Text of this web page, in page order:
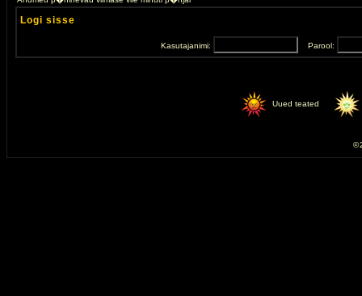
Logi sisse
Kasutajanimi: Parool:
Uued teated
©